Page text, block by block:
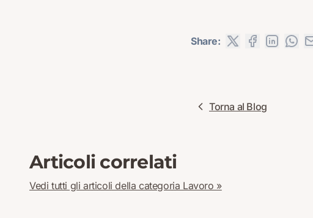
Share:
Torna al Blog
Articoli correlati
Vedi tutti gli articoli della categoria Lavoro »